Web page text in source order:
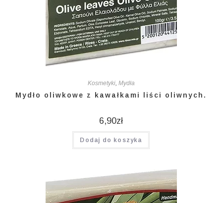
Kosmetyki, Mydła
Mydło oliwkowe z kawałkami liści oliwnych.
6,90zł
Dodaj do koszyka